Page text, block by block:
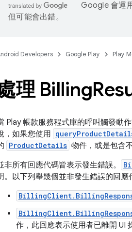
Google 會運
但可能會出錯。
Developers Google Play Play
理 Billing
Play 帳款服務程式庫的呼叫觸發動
，如果您使用
ProductDetails 物件，或是包含
非所有回應代碼皆表示發生錯誤。
。以下列舉幾個並非發生錯誤的回應
作，此回應表示使用者已離開 UI